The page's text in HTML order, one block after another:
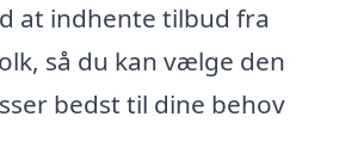
at indhente tilbud fra
så du kan vælge den
bedst til dine behov